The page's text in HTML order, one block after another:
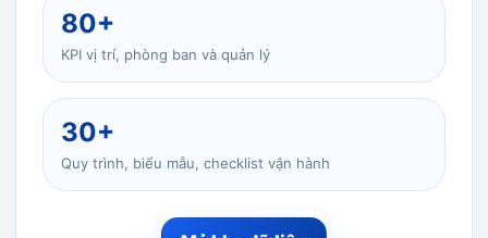
80+
KPI vị trí, phòng ban và quản lý
30+
Quy trình, biểu mẫu, checklist vận hành